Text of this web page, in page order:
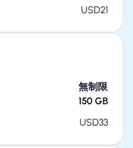
USD21
無制限
150 GB
USD33